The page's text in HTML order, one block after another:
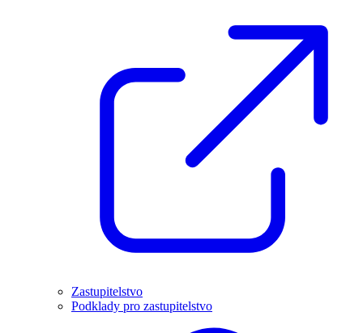
Zastupitelstvo
Podklady pro zastupitelstvo